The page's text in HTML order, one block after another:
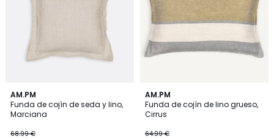
AM.PM
Funda de cojín de seda y lino,
Marciana
68.99 €
5
/
5
AM.PM
Funda de cojín de lino grueso,
Cirrus
64.99 €